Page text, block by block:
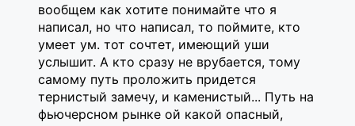
вообщем как хотите понимайте что я
написал, но что написал, то поймите, кто
умеет ум. тот сочтет, имеющий уши
услышит. А кто сразу не врубается, тому
самому путь проложить придется
тернистый замечу, и каменистый... Путь на
фьючерсном рынке ой какой опасный,